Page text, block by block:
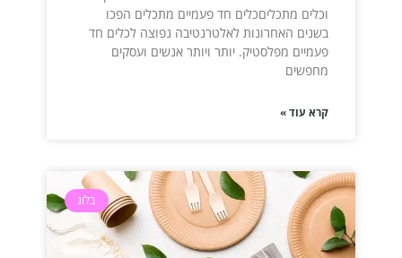
וכלים מתכליםכלים חד פעמיים מתכלים הפכו
בשנים האחרונות לאלטרנטיבה נפוצה לכלים חד
פעמיים מפלסטיק. יותר ויותר אנשים ועסקים
מחפשים
קרא עוד »
בלוג